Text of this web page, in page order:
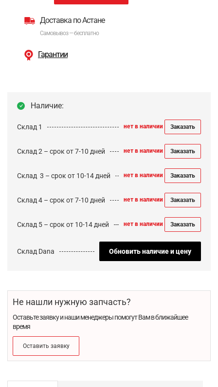
Доставка по Астане
Самовывоз — бесплатно
Гарантии
Наличие:
Склад 1 нет в наличии Заказать
Склад 2 – срок от 7-10 дней нет в наличии Заказать
Cклад 3 – срок от 10-14 дней нет в наличии Заказать
Склад 4 – срок от 7-10 дней нет в наличии Заказать
Склад 5 – срок от 10-14 дней нет в наличии Заказать
Склад Dana Обновить наличие и цену
Не нашли нужную запчасть?
Оставьте заявку и наши менеджеры помогут Вам в ближайшее
время
Оставить заявку